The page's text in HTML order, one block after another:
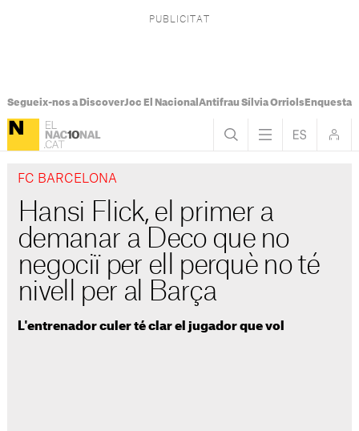
Segueix-nos a DiscoverJoc El Nacional Antifrau Sílvia OrriolsEnquesta
FC BARCELONA
Hansi Flick, el primer a
demanar a Deco que no
negociï per ell perquè no té
nivell per al Barça
L'entrenador culer té clar el jugador que vol